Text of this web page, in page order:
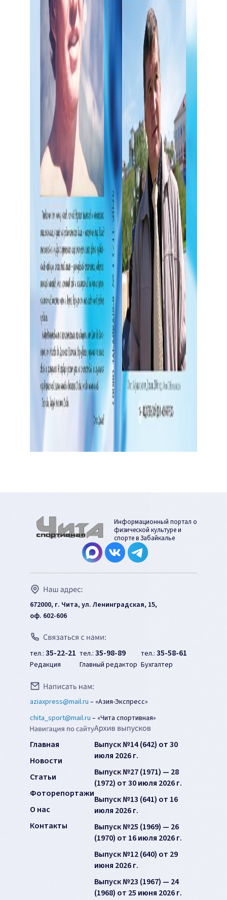
Информационный портал о
физической культуре и
спорте в Забайкалье
672000, г. Чита, ул. Ленинградская, 15,
оф. 602-606
тел.: 35-22-21
Редакция
тел.: 35-98-89
Главный редактор
тел.: 35-58-61
Бухгалтер
aziaxpress@mail.ru – «Азия-Экспресс»
chita_sport@mail.ru – «Чита спортивная»
Главная
Новости
Статьи
Фоторепортажи
О нас
Контакты
Выпуск №14 (642) от 30
июля 2026 г.
Выпуск №27 (1971) — 28
(1972) от 30 июля 2026 г.
Выпуск №13 (641) от 16
июля 2026 г.
Выпуск №25 (1969) — 26
(1970) от 16 июля 2026 г.
Выпуск №12 (640) от 29
июня 2026 г.
Выпуск №23 (1967) — 24
(1968) от 25 июня 2026 г.